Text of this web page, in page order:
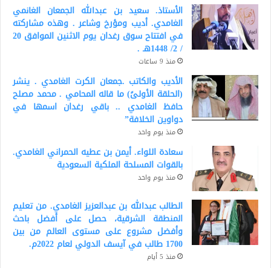
الأستاذ. سعيد بن عبدالله الجمعان الغانمي
الغامدي. أديب ومؤرخ وشاعر . وهذه مشاركته
في افتتاح سوق رغدان يوم الاثنين الموافق 20
/ 2/ 1448هـ .
منذ 9 ساعات
الأديب والكاتب .جمعان الكرت الغامدي . ينشر
(الحلقة الأولىً) ما قاله المحامي . محمد مصلح
حافظ الغامدي .. باقي رغدان اسمها في
دواوين الخلافة”
منذ يوم واحد
سعادة اللواء. أيمن بن عطيه الحمراني الغامدي.
بالقوات المسلحة الملكية السعودية
منذ يوم واحد
الطالب عبدالله بن عبدالعزيز الغامدي. من تعليم
المنطقة الشرقية، حصل على أفضل باحث
وأفضل مشروع على مستوى العالم من بين
1700 طالب في آيسف الدولي لعام 2022م.
منذ 5 أيام